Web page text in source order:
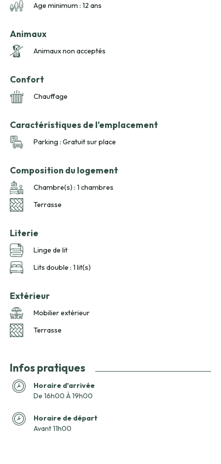
Age minimum : 12 ans
Animaux
Animaux non acceptés
Confort
Chauffage
Caractéristiques de l'emplacement
Parking : Gratuit sur place
Composition du logement
Chambre(s) : 1 chambres
Terrasse
Literie
Linge de lit
Lits double : 1 lit(s)
Extérieur
Mobilier extérieur
Terrasse
Infos pratiques
Horaire d'arrivée
De 16h00 À 19h00
Horaire de départ
Avant 11h00